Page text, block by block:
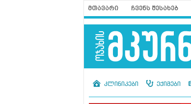
მთავარი ჩვენს შესახებ
კლინიკები ექიმები